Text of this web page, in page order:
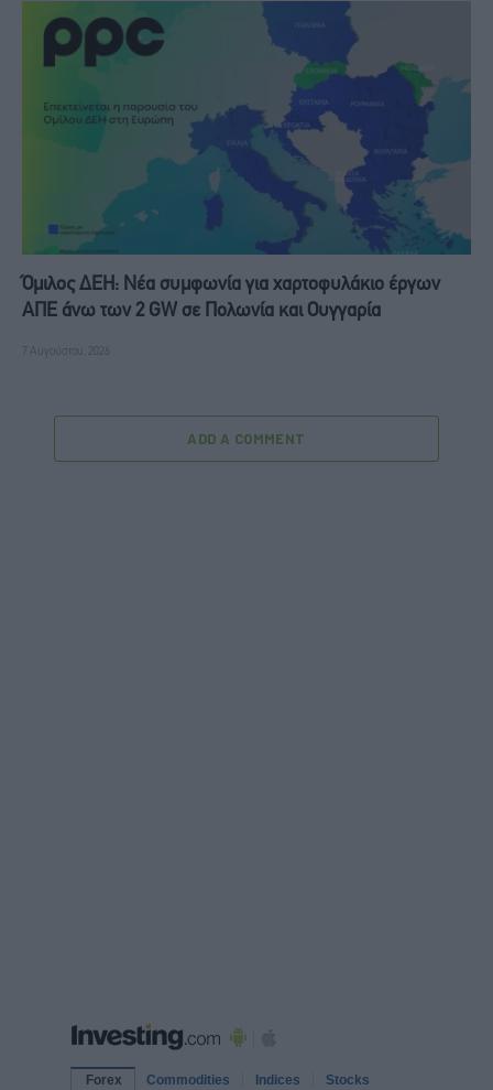
Όμιλος ΔΕΗ: Νέα συμφωνία για χαρτοφυλάκιο έργων
ΑΠΕ άνω των 2 GW σε Πολωνία και Ουγγαρία
7 Αυγούστου, 2026
ADD A COMMENT